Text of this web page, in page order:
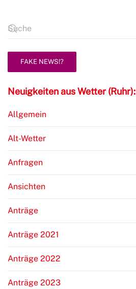
FAKE NEWS!?
Neuigkeiten aus Wetter (Ruhr):
Allgemein
Alt-Wetter
Anfragen
Ansichten
Anträge
Anträge 2021
Anträge 2022
Anträge 2023